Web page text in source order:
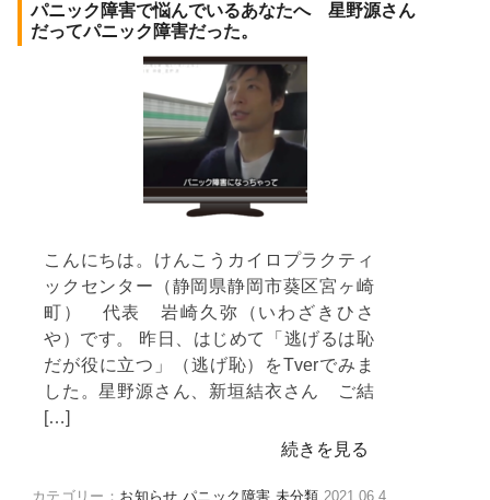
パニック障害で悩んでいるあなたへ 星野源さん
だってパニック障害だった。
こんにちは。けんこうカイロプラクティ
ックセンター（静岡県静岡市葵区宮ヶ崎
町） 代表 岩崎久弥（いわざきひさ
や）です。 昨日、はじめて「逃げるは恥
だが役に立つ」（逃げ恥）をTverでみま
した。星野源さん、新垣結衣さん ご結
[…]
続きを見る
2021.06.4
カテゴリー： お知らせ,パニック障害,未分類,